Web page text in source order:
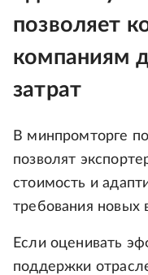
позволяет
компаниям
затрат
В минпромторге
позволят
стоимость и
требования новых
Если оценивать
поддержки